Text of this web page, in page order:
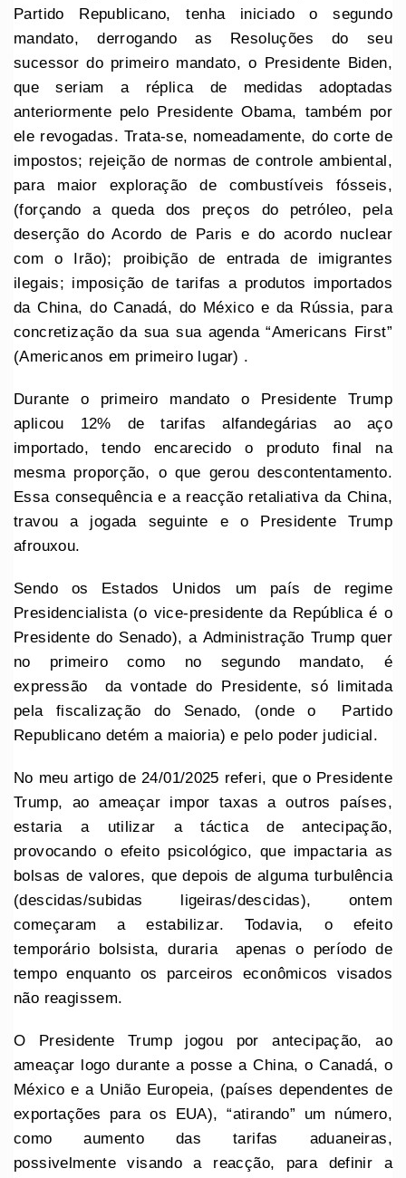
Partido Republicano, tenha iniciado o segundo
mandato, derrogando as Resoluções do seu
sucessor do primeiro mandato, o Presidente Biden,
que seriam a réplica de medidas adoptadas
anteriormente pelo Presidente Obama, também por
ele revogadas. Trata-se, nomeadamente, do corte de
impostos; rejeição de normas de controle ambiental,
para maior exploração de combustíveis fósseis,
(forçando a queda dos preços do petróleo, pela
deserção do Acordo de Paris e do acordo nuclear
com o Irão); proibição de entrada de imigrantes
ilegais; imposição de tarifas a produtos importados
da China, do Canadá, do México e da Rússia, para
concretização da sua sua agenda “Americans First”
(Americanos em primeiro lugar) .
Durante o primeiro mandato o Presidente Trump
aplicou 12% de tarifas alfandegárias ao aço
importado, tendo encarecido o produto final na
mesma proporção, o que gerou descontentamento.
Essa consequência e a reacção retaliativa da China,
travou a jogada seguinte e o Presidente Trump
afrouxou.
Sendo os Estados Unidos um país de regime
Presidencialista (o vice-presidente da República é o
Presidente do Senado), a Administração Trump quer
no primeiro como no segundo mandato, é
expressão da vontade do Presidente, só limitada
pela fiscalização do Senado, (onde o Partido
Republicano detém a maioria) e pelo poder judicial.
No meu artigo de 24/01/2025 referi, que o Presidente
Trump, ao ameaçar impor taxas a outros países,
estaria a utilizar a táctica de antecipação,
provocando o efeito psicológico, que impactaria as
bolsas de valores, que depois de alguma turbulência
(descidas/subidas ligeiras/descidas), ontem
começaram a estabilizar. Todavia, o efeito
temporário bolsista, duraria apenas o período de
tempo enquanto os parceiros econômicos visados
não reagissem.
O Presidente Trump jogou por antecipação, ao
ameaçar logo durante a posse a China, o Canadá, o
México e a União Europeia, (países dependentes de
exportações para os EUA), “atirando” um número,
como aumento das tarifas aduaneiras,
possivelmente visando a reacção, para definir a